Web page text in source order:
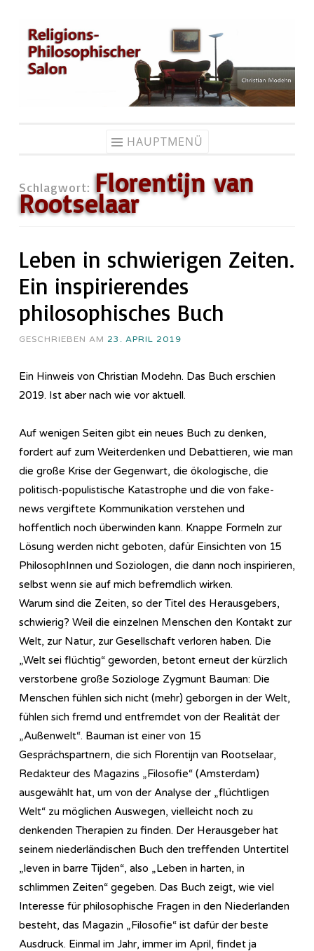
Zum
Inhalt
springen
HAUPTMENÜ
Schlagwort: Florentijn van
Rootselaar
Leben in schwierigen Zeiten.
Ein inspirierendes
philosophisches Buch
GESCHRIEBEN AM 23. APRIL 2019
Ein Hinweis von Christian Modehn. Das Buch erschien
2019. Ist aber nach wie vor aktuell.
Auf wenigen Seiten gibt ein neues Buch zu denken,
fordert auf zum Weiterdenken und Debattieren, wie man
die große Krise der Gegenwart, die ökologische, die
politisch-populistische Katastrophe und die von fake-
news vergiftete Kommunikation verstehen und
hoffentlich noch überwinden kann. Knappe Formeln zur
Lösung werden nicht geboten, dafür Einsichten von 15
PhilosophInnen und Soziologen, die dann noch inspirieren,
selbst wenn sie auf mich befremdlich wirken.
Warum sind die Zeiten, so der Titel des Herausgebers,
schwierig? Weil die einzelnen Menschen den Kontakt zur
Welt, zur Natur, zur Gesellschaft verloren haben. Die
„Welt sei flüchtig“ geworden, betont erneut der kürzlich
verstorbene große Soziologe Zygmunt Bauman: Die
Menschen fühlen sich nicht (mehr) geborgen in der Welt,
fühlen sich fremd und entfremdet von der Realität der
„Außenwelt“. Bauman ist einer von 15
Gesprächspartnern, die sich Florentijn van Rootselaar,
Redakteur des Magazins „Filosofie“ (Amsterdam)
ausgewählt hat, um von der Analyse der „flüchtligen
Welt“ zu möglichen Auswegen, vielleicht noch zu
denkenden Therapien zu finden. Der Herausgeber hat
seinem niederländischen Buch den treffenden Untertitel
„leven in barre Tijden“, also „Leben in harten, in
schlimmen Zeiten“ gegeben. Das Buch zeigt, wie viel
Interesse für philosophische Fragen in den Niederlanden
besteht, das Magazin „Filosofie“ ist dafür der beste
Ausdruck. Einmal im Jahr, immer im April, findet ja